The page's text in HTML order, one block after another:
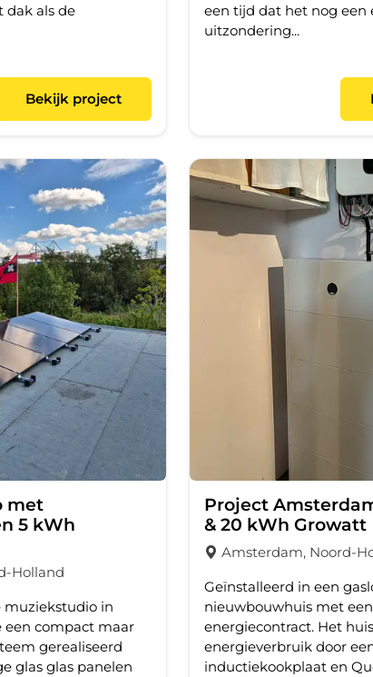
dak als de
Bekijk project
een tijd dat het nog een
uitzondering...
met
5 kWh
Holland
muziekstudio in
een compact maar
gerealiseerd
glas glas panelen
Project
& 20 kWh Growatt
Amsterdam, Noord-
Geïnstalleerd in een
nieuwbouwhuis met
energiecontract. Het
energieverbruik door
inductiekookplaat en